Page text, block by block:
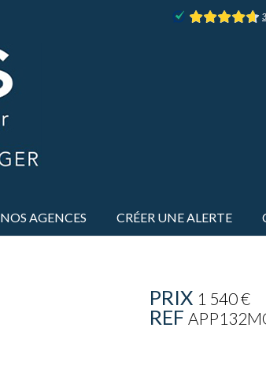
NOS AGENCES CRÉER UNE ALERTE
PRIX 1 540 €
REF